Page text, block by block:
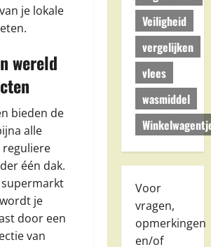
je lokale
wereld
bieden de
alle
reguliere
één dak.
supermarkt
je
door een
van
Veiligheid
vergelijken
vlees
wasmiddel
Voor
vragen,
opmerkingen
en/of